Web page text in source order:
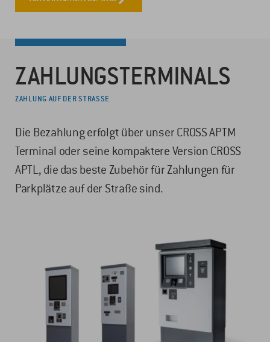
ZAHLUNGSTERMINALS
ZAHLUNG AUF DER STRASSE
Die Bezahlung erfolgt über unser CROSS APTM
Terminal oder seine kompaktere Version CROSS
APTL, die das beste Zubehör für Zahlungen für
Parkplätze auf der Straße sind.